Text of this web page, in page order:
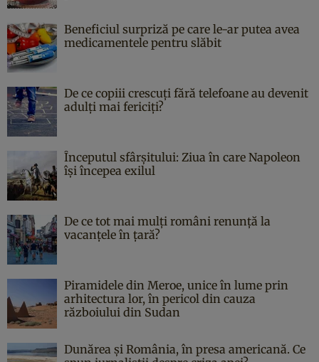
Beneficiul surpriză pe care le-ar putea avea
medicamentele pentru slăbit
De ce copiii crescuți fără telefoane au devenit
adulți mai fericiți?
Începutul sfârşitului: Ziua în care Napoleon
îşi începea exilul
De ce tot mai mulți români renunță la
vacanțele în țară?
Piramidele din Meroe, unice în lume prin
arhitectura lor, în pericol din cauza
războiului din Sudan
Dunărea și România, în presa americană. Ce